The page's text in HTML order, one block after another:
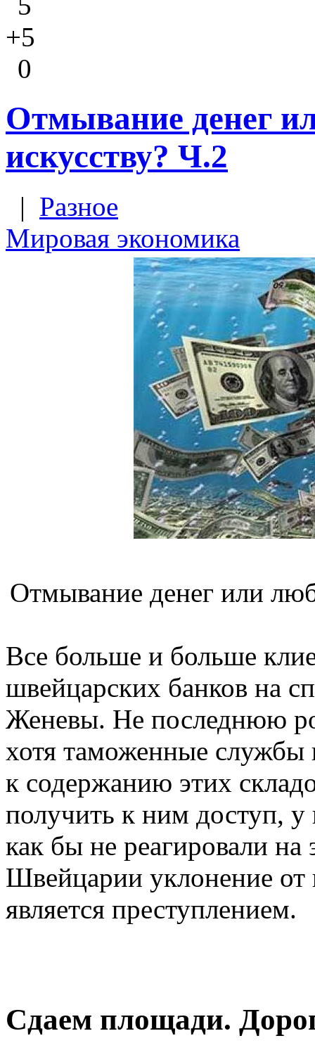
+5
0
Отмывание денег
искусству? Ч.2
| Разное
Мировая экономика
Отмывание денег или
Все больше и больше
швейцарских банков на
Женевы. Не последнюю
хотя таможенные службы
к содержанию этих
получить к ним доступ,
как бы не реагировали на
Швейцарии уклонение
является преступлением.
Сдаем площади.